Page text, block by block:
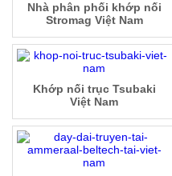
Nhà phân phối khớp nối
Stromag Việt Nam
Khớp nối trục Tsubaki
Việt Nam